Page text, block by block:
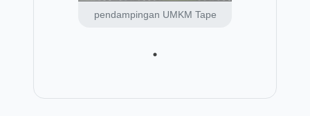
pendampingan UMKM Tape